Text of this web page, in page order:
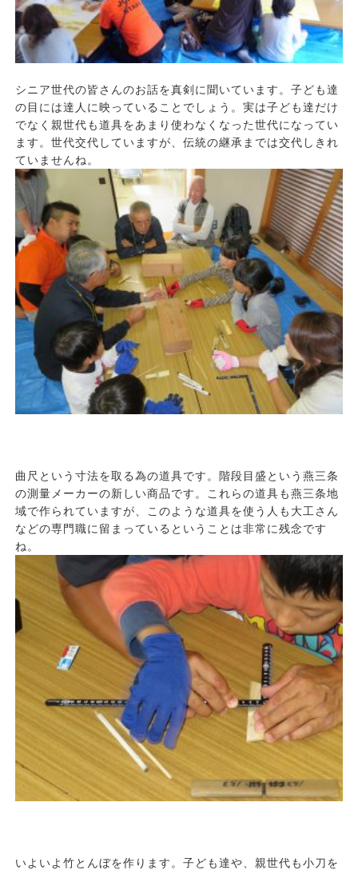
シニア世代の皆さんのお話を真剣に聞いています。子ども達
の目には達人に映っていることでしょう。実は子ども達だけ
でなく親世代も道具をあまり使わなくなった世代になってい
ます。世代交代していますが、伝統の継承までは交代しきれ
ていませんね。
曲尺という寸法を取る為の道具です。階段目盛という燕三条
の測量メーカーの新しい商品です。これらの道具も燕三条地
域で作られていますが、このような道具を使う人も大工さん
などの専門職に留まっているということは非常に残念です
ね。
いよいよ竹とんぼを作ります。子ども達や、親世代も小刀を